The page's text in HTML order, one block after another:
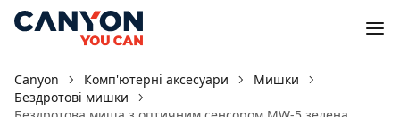
Canyon Комп'ютерні аксесуари
Мишки
Бездротові мишки